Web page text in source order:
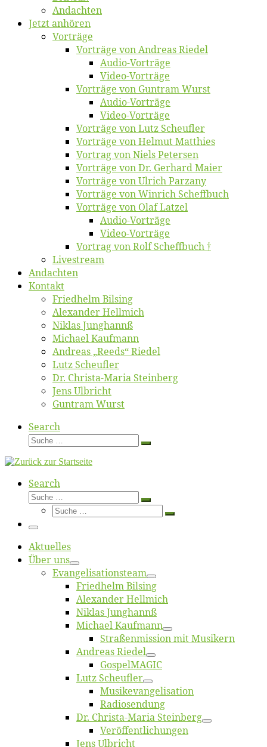
An­dach­ten
Jetzt an­hö­ren
Vor­trä­ge
Vor­trä­ge von An­dre­as Riedel
Au­dio-Vor­trä­ge
Vi­deo-Vor­trä­ge
Vor­trä­ge von Gun­tram Wurst
Au­dio-Vor­trä­ge
Vi­deo-Vor­trä­ge
Vor­trä­ge von Lutz Scheufler
Vor­trä­ge von Hel­mut Matthies
Vor­trag von Niels Petersen
Vor­trä­ge von Dr. Ger­hard Maier
Vor­trä­ge von Ul­rich Parzany
Vor­trä­ge von Win­rich Scheffbuch
Vor­trä­ge von Olaf Latzel
Au­dio-Vor­trä­ge
Vi­deo-Vor­trä­ge
Vor­trag von Rolf Scheffbuch †
Live­stream
An­dach­ten
Kon­takt
Fried­helm Bilsing
Alex­an­der Hellmich
Ni­klas Junghannß
Mi­cha­el Kaufmann
An­dre­as „Reeds“ Riedel
Lutz Scheuf­ler
Dr. Chris­­ta-Ma­ria Steinberg
Jens Ulb­richt
Gun­tram Wurst
Search
Suche
Suche
Search
Suche
Suche
Suche
Suche
Menü
Ak­tu­el­les
Über uns
Evangelisa­tions­team
Fried­helm Bilsing
Alex­an­der Hellmich
Ni­klas Junghannß
Mi­cha­el Kaufmann
Straßenmis­sion mit Musikern
An­dre­as Riedel
Gos­pel­MA­GIC
Lutz Scheuf­ler
Musikevan­ge­li­sa­tion
Ra­dio­sen­dung
Dr. Chris­­ta-Ma­ria Steinberg
Ver­öf­fent­li­chun­gen
Jens Ulb­richt